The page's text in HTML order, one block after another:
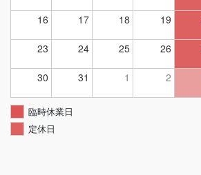
16 17 18 19
23 24 25 26
30 31 1 2
臨時休業日
定休日